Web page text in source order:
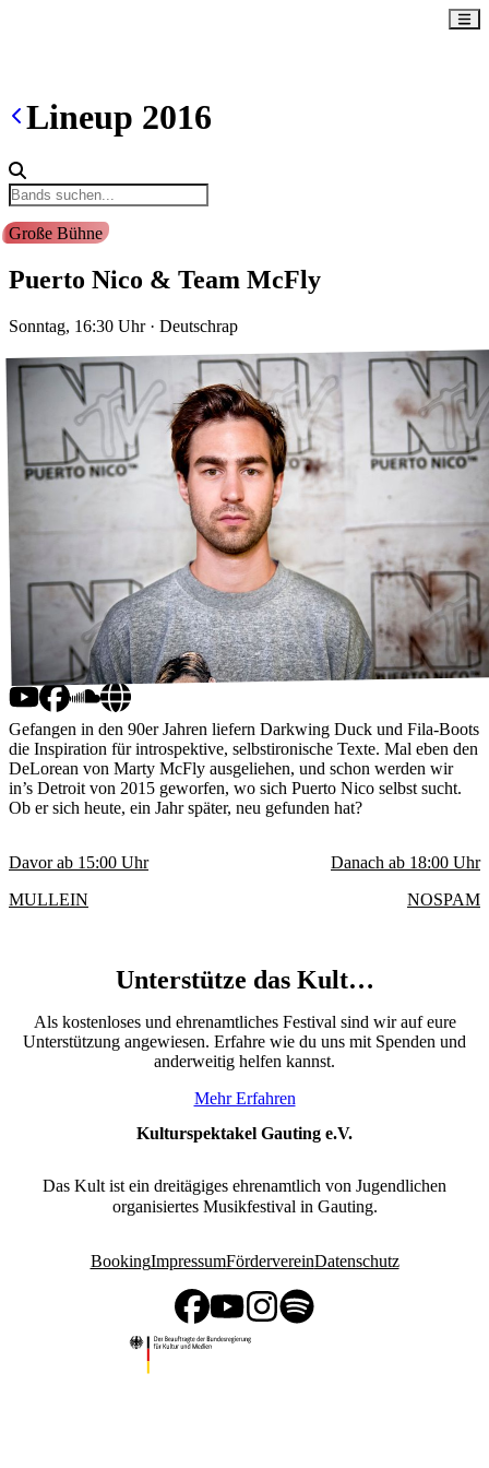
Lineup 2016
Große Bühne
Puerto Nico & Team McFly
Sonntag, 16:30 Uhr· Deutschrap
Gefangen in den 90er Jahren liefern Darkwing Duck und Fila-Boots
die Inspiration für introspektive, selbstironische Texte. Mal eben den
DeLorean von Marty McFly ausgeliehen, und schon werden wir
in’s Detroit von 2015 geworfen, wo sich Puerto Nico selbst sucht.
Ob er sich heute, ein Jahr später, neu gefunden hat?
Davor ab 15:00 Uhr
MULLEIN
Danach ab 18:00 Uhr
NOSPAM
Unterstütze das Kult…
Als kostenloses und ehrenamtliches Festival sind wir auf eure
Unterstützung angewiesen. Erfahre wie du uns mit Spenden und
anderweitig helfen kannst.
Mehr Erfahren
Kulturspektakel Gauting e.V.
Das Kult ist ein dreitägiges ehrenamtlich von Jugendlichen
organisiertes Musikfestival in Gauting.
BookingImpressumFördervereinDatenschutz